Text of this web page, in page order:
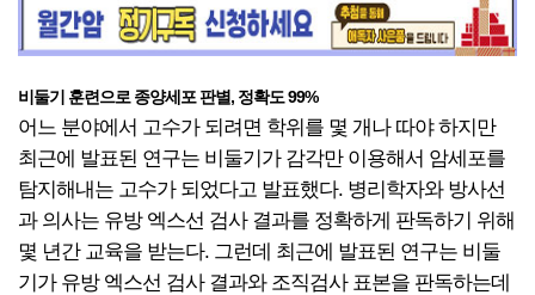
비둘기 훈련으로 종양세포 판별, 정확도 99%
어느 분야에서 고수가 되려면 학위를 몇 개나 따야 하지만
최근에 발표된 연구는 비둘기가 감각만 이용해서 암세포를
탐지해내는 고수가 되었다고 발표했다. 병리학자와 방사선
과 의사는 유방 엑스선 검사 결과를 정확하게 판독하기 위해
몇 년간 교육을 받는다. 그런데 최근에 발표된 연구는 비둘
기가 유방 엑스선 검사 결과와 조직검사 표본을 판독하는데